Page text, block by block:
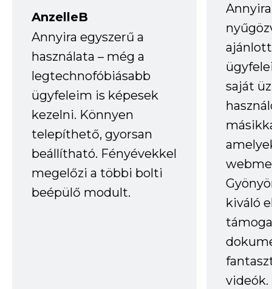
AnzelleB
Annyira egyszerű a
használata – még a
legtechnofóbiásabb
ügyfeleim is képesek
kezelni. Könnyen
telepíthető, gyorsan
beállítható. Fényévekkel
megelőzi a többi bolti
beépülő modult.
saját
kiváló
videók.